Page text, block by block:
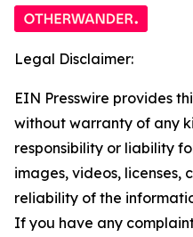
Legal Disclaimer:
EIN Presswire provides
without warranty of any
responsibility or liability
images, videos, licenses,
reliability of the
If you have any